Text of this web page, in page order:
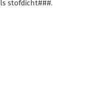
stofdicht###.